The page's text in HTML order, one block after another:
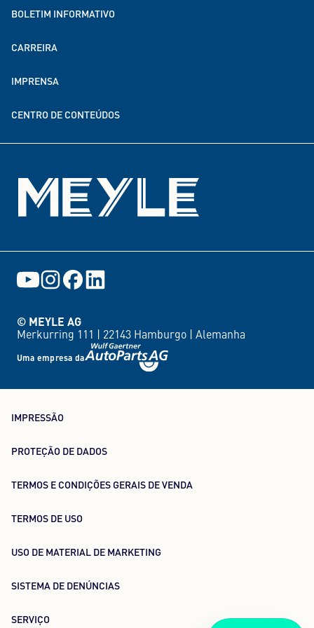
Eventos
© MEYLE AG
Merkurring 111 | 22143 Hamburgo | Alemanha
Uma empresa da
BOLETIM INFORMATIVO
CARREIRA
IMPRENSA
CENTRO DE CONTEÚDOS
IMPRESSÃO
PROTEÇÃO DE DADOS
TERMOS E CONDIÇÕES GERAIS DE VENDA
TERMOS DE USO
USO DE MATERIAL DE MARKETING
SISTEMA DE DENÚNCIAS
SERVIÇO